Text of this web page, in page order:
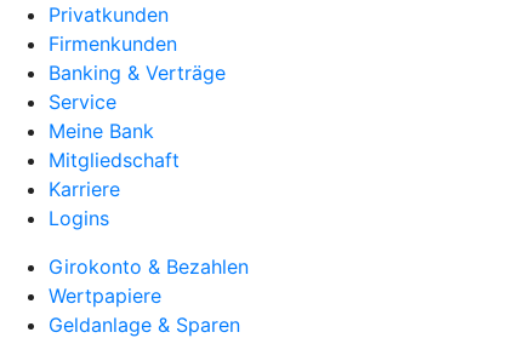
Privatkunden
Firmenkunden
Banking & Verträge
Service
Meine Bank
Mitgliedschaft
Karriere
Logins
Girokonto & Bezahlen
Wertpapiere
Geldanlage & Sparen